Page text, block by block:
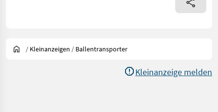
/ Kleinanzeigen / Ballentransporter
Kleinanzeige melden